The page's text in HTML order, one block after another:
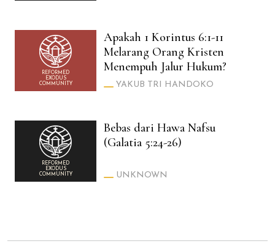
REFORMED
EXODUS
COMMUNITY
Apakah 1 Korintus 6:1-11
Melarang Orang Kristen
Menempuh Jalur Hukum?
YAKUB TRI HANDOKO
REFORMED
EXODUS
COMMUNITY
Bebas dari Hawa Nafsu
(Galatia 5:24-26)
UNKNOWN